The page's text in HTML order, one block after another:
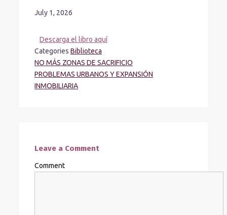
July 1, 2026
Descarga el libro aquí
Categories Biblioteca
NO MÁS ZONAS DE SACRIFICIO
PROBLEMAS URBANOS Y EXPANSIÓN
INMOBILIARIA
Leave a Comment
Comment